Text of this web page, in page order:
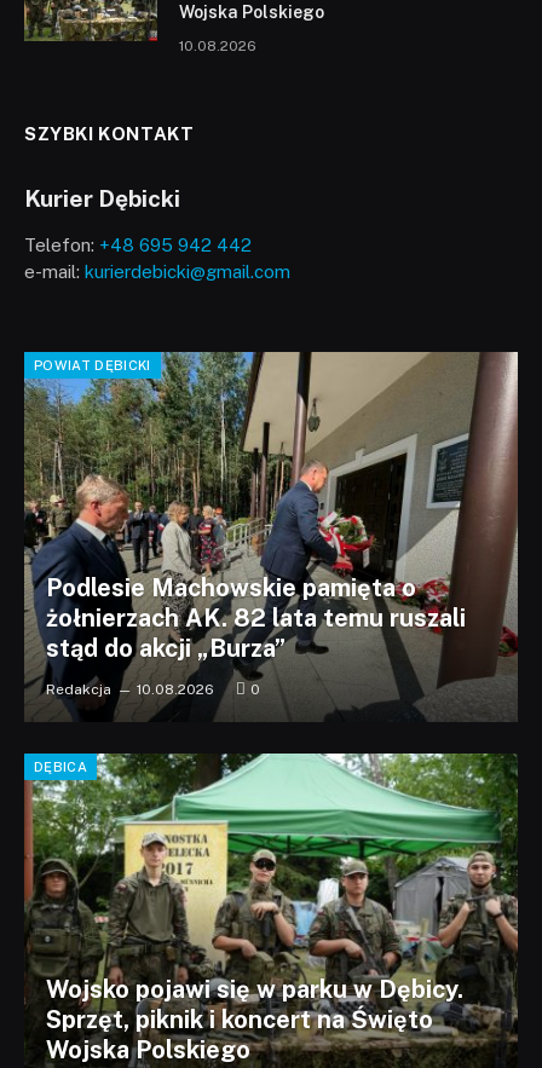
Wojska Polskiego
10.08.2026
SZYBKI KONTAKT
Kurier Dębicki
Telefon: +48 695 942 442
e-mail: kurierdebicki@gmail.com
POWIAT DĘBICKI
Podlesie Machowskie pamięta o
żołnierzach AK. 82 lata temu ruszali
stąd do akcji „Burza”
Redakcja 10.08.2026 0
DĘBICA
Wojsko pojawi się w parku w Dębicy.
Sprzęt, piknik i koncert na Święto
Wojska Polskiego